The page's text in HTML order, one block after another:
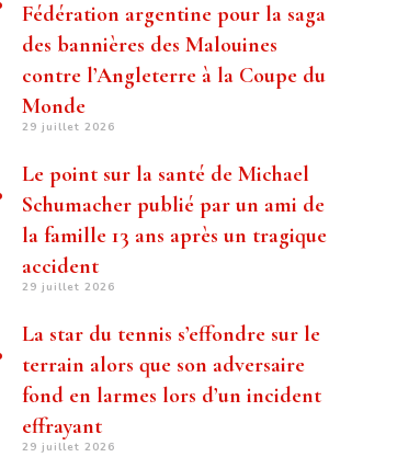
Fédération argentine pour la saga
des bannières des Malouines
contre l’Angleterre à la Coupe du
Monde
29 juillet 2026
Le point sur la santé de Michael
Schumacher publié par un ami de
la famille 13 ans après un tragique
accident
29 juillet 2026
La star du tennis s’effondre sur le
terrain alors que son adversaire
fond en larmes lors d’un incident
effrayant
29 juillet 2026